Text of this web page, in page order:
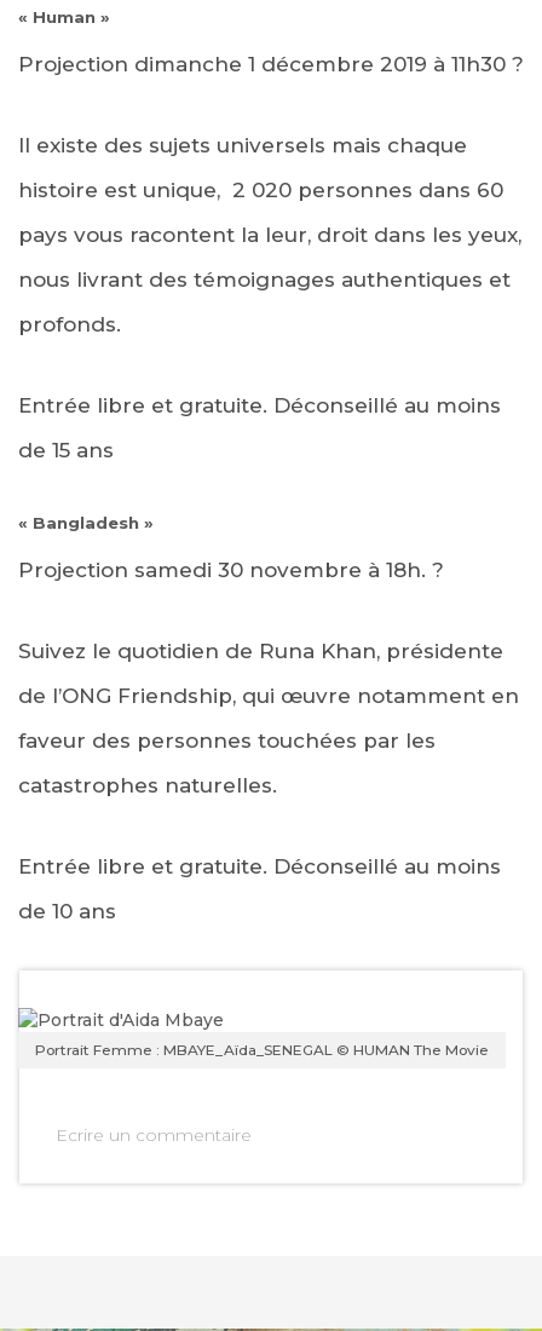
« Human »
Projection dimanche 1 décembre 2019 à 11h30 ?
Il existe des sujets universels mais chaque
histoire est unique, 2 020 personnes dans 60
pays vous racontent la leur, droit dans les yeux,
nous livrant des témoignages authentiques et
profonds.
Entrée libre et gratuite. Déconseillé au moins
de 15 ans
« Bangladesh »
Projection samedi 30 novembre à 18h. ?
Suivez le quotidien de Runa Khan, présidente
de l’ONG Friendship, qui œuvre notamment en
faveur des personnes touchées par les
catastrophes naturelles.
Entrée libre et gratuite. Déconseillé au moins
de 10 ans
Portrait Femme : MBAYE_Aïda_SENEGAL © HUMAN The Movie
Ecrire un commentaire